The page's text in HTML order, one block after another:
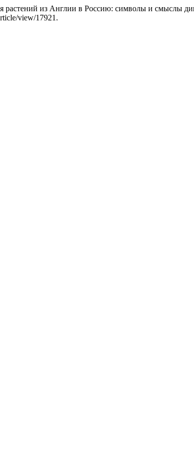
из Англии в Россию: символы и смыслы
view/17921.